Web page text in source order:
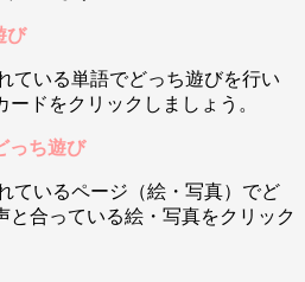
び
ている単語でどっち遊びを行い
ドをクリックしましょう。
っち遊び
ているページ（絵・写真）でど
と合っている絵・写真をクリック